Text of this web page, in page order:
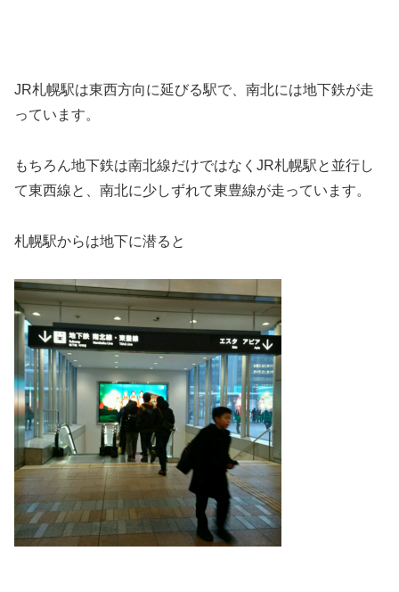
JR札幌駅は東西方向に延びる駅で、南北には地下鉄が走
っています。
もちろん地下鉄は南北線だけではなくJR札幌駅と並行し
て東西線と、南北に少しずれて東豊線が走っています。
札幌駅からは地下に潜ると